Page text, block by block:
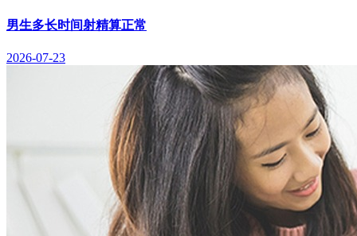
男生多长时间射精算正常
2026-07-23